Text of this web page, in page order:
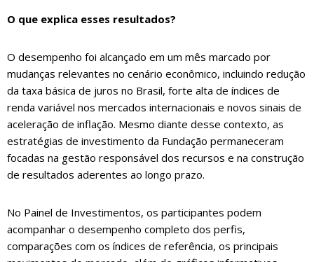
O que explica esses resultados?
O desempenho foi alcançado em um mês marcado por
mudanças relevantes no cenário econômico, incluindo redução
da taxa básica de juros no Brasil, forte alta de índices de
renda variável nos mercados internacionais e novos sinais de
aceleração de inflação. Mesmo diante desse contexto, as
estratégias de investimento da Fundação permaneceram
focadas na gestão responsável dos recursos e na construção
de resultados aderentes ao longo prazo.
No Painel de Investimentos, os participantes podem
acompanhar o desempenho completo dos perfis,
comparações com os índices de referência, os principais